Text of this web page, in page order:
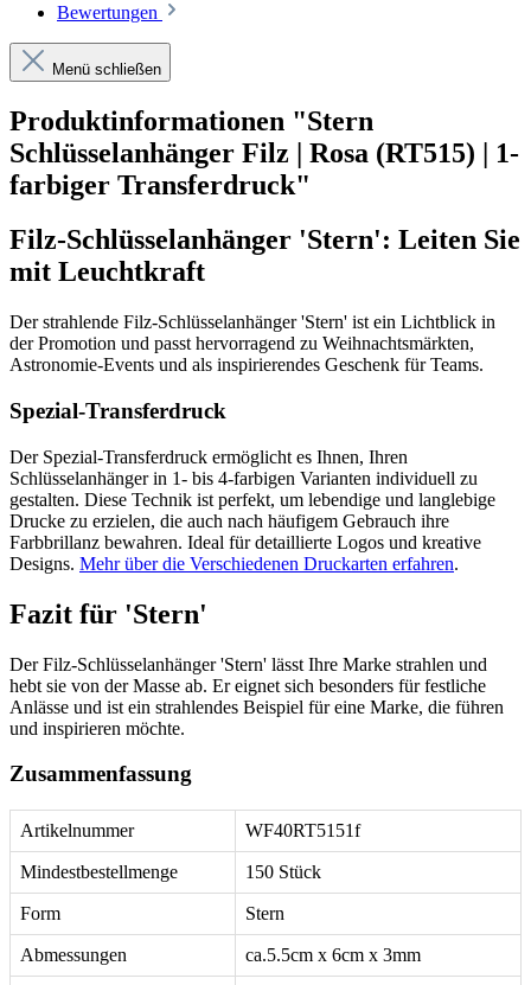
Bewertungen
Menü schließen
Produktinformationen "Stern
Schlüsselanhänger Filz | Rosa (RT515) | 1-
farbiger Transferdruck"
Filz-Schlüsselanhänger 'Stern': Leiten Sie
mit Leuchtkraft
Der strahlende Filz-Schlüsselanhänger 'Stern' ist ein Lichtblick in
der Promotion und passt hervorragend zu Weihnachtsmärkten,
Astronomie-Events und als inspirierendes Geschenk für Teams.
Spezial-Transferdruck
Der Spezial-Transferdruck ermöglicht es Ihnen, Ihren
Schlüsselanhänger in 1- bis 4-farbigen Varianten individuell zu
gestalten. Diese Technik ist perfekt, um lebendige und langlebige
Drucke zu erzielen, die auch nach häufigem Gebrauch ihre
Farbbrillanz bewahren. Ideal für detaillierte Logos und kreative
Designs. Mehr über die Verschiedenen Druckarten erfahren.
Fazit für 'Stern'
Der Filz-Schlüsselanhänger 'Stern' lässt Ihre Marke strahlen und
hebt sie von der Masse ab. Er eignet sich besonders für festliche
Anlässe und ist ein strahlendes Beispiel für eine Marke, die führen
und inspirieren möchte.
Zusammenfassung
Artikelnummer WF40RT5151f
Mindestbestellmenge 150 Stück
Form Stern
Abmessungen ca.5.5cm x 6cm x 3mm